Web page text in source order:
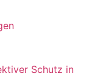
Schutz in